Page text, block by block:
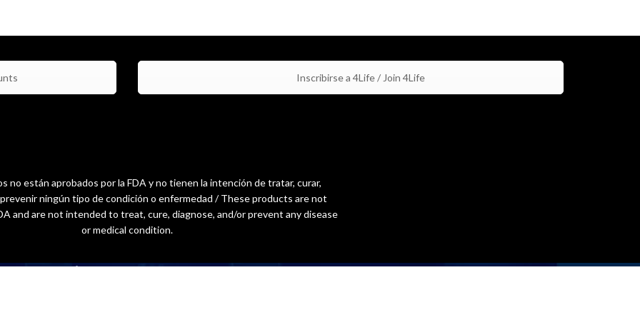
Inscribirse a 4Life / Join 4Life
no están aprobados por la FDA y no tienen la intención de tratar, curar,
ningún tipo de condición o enfermedad / These products are not
and are not intended to treat, cure, diagnose, and/or prevent any disease
or medical condition.